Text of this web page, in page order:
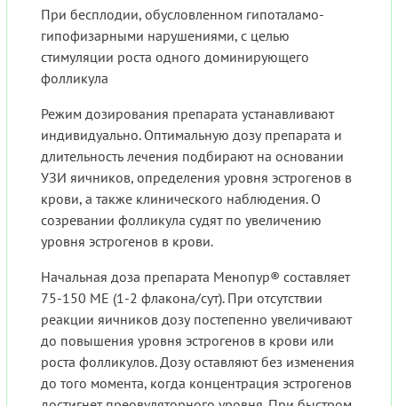
При бесплодии, обусловленном гипоталамо-
гипофизарными нарушениями, с целью
стимуляции роста одного доминирующего
фолликула
Режим дозирования препарата устанавливают
индивидуально. Оптимальную дозу препарата и
длительность лечения подбирают на основании
УЗИ яичников, определения уровня эстрогенов в
крови, а также клинического наблюдения. О
созревании фолликула судят по увеличению
уровня эстрогенов в крови.
Начальная доза препарата Менопур® составляет
75-150 МЕ (1-2 флакона/сут). При отсутствии
реакции яичников дозу постепенно увеличивают
до повышения уровня эстрогенов в крови или
роста фолликулов. Дозу оставляют без изменения
до того момента, когда концентрация эстрогенов